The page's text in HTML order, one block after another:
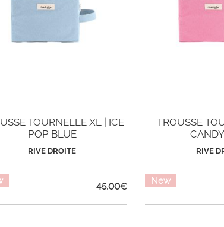
TOURNELLE XL | ICE
POP BLUE
RIVE DROITE
45,00€
TROUSSE
RIVE
New